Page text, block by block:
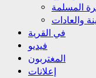
المسلمة
والعادات
في القرية
فيديو
المغتربون
إعلانات